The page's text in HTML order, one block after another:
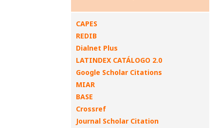
CAPES
REDIB
Dialnet Plus
LATINDEX CATÁLOGO 2.0
Google Scholar Citations
MIAR
BASE
Crossref
Journal Scholar Citation